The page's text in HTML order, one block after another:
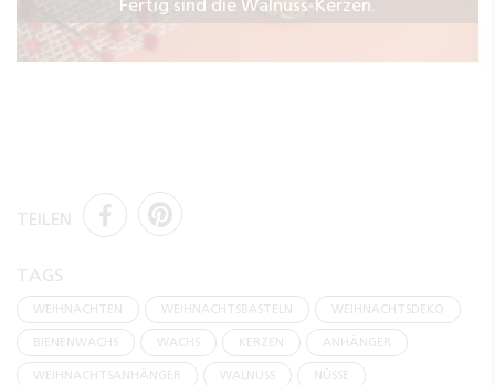
Fertig sind die Walnuss-Kerzen.
TEILEN
TAGS
WEIHNACHTEN WEIHNACHTSBASTELN WEIHNACHTSDEKO
BIENENWACHS WACHS KERZEN ANHÄNGER
WEIHNACHTSANHÄNGER WALNUSS NÜSSE